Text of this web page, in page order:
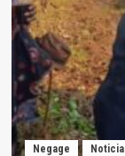
Negage